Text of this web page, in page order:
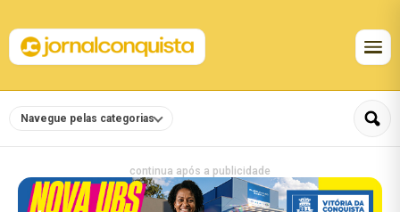
Navegue pelas categorias
continua após a publicidade